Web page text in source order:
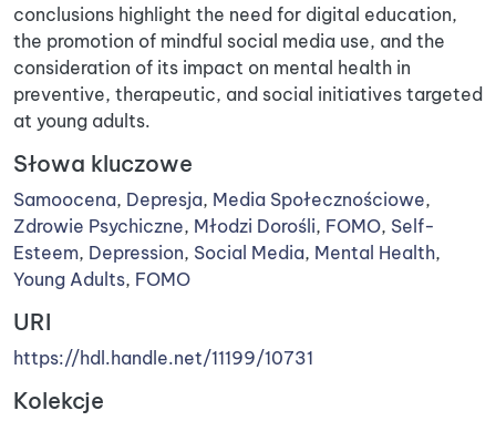
conclusions highlight the need for digital education,
the promotion of mindful social media use, and the
consideration of its impact on mental health in
preventive, therapeutic, and social initiatives targeted
at young adults.
Słowa kluczowe
Samoocena, Depresja, Media Społecznościowe,
Zdrowie Psychiczne, Młodzi Dorośli, FOMO, Self-
Esteem, Depression, Social Media, Mental Health,
Young Adults, FOMO
URI
https://hdl.handle.net/11199/10731
Kolekcje